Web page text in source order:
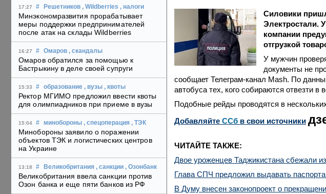
17:27 # Решетников , Wildberries , налоги
Минэкономразвития прорабатывает
меры поддержки предпринимателей
после атак на склады Wildberries
16:27 # Омаров , скандалы
Омаров обратился за помощью к
Бастрыкину в деле своей супруги
15:33 # образование , вузы , квоты
Ректор МГИМО предложил ввести квоты
для олимпиадников при приеме в вузы
15:04 # минобороны , спецоперация , ТЭК
Минобороны заявило о поражении
объектов ТЭК и логистических центров
на Украине
13:18 # Великобритания , санкции , Озонбанк
Великобритания ввела санкции против
Озон банка и еще пяти банков из РФ
Силовики
Электростали.
компании
отгрузкой
У мужчин
документы не
сообщает Телеграм-канал Mash. По
автобуса тех, кого собираются отвезти в
Подобные рейды проводятся в
Добавляйте CСб в свои источники
ЧИТАЙТЕ ТАКЖЕ:
Двое уроженцев Таджикистана сбежали
Глава СПЧ предложил выдавать
В Думу внесен законопроект о